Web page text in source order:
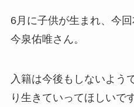
6月に子供が生まれ、今
今泉佑唯さん。
入籍は今後もしないよう
り生きていってほしいで